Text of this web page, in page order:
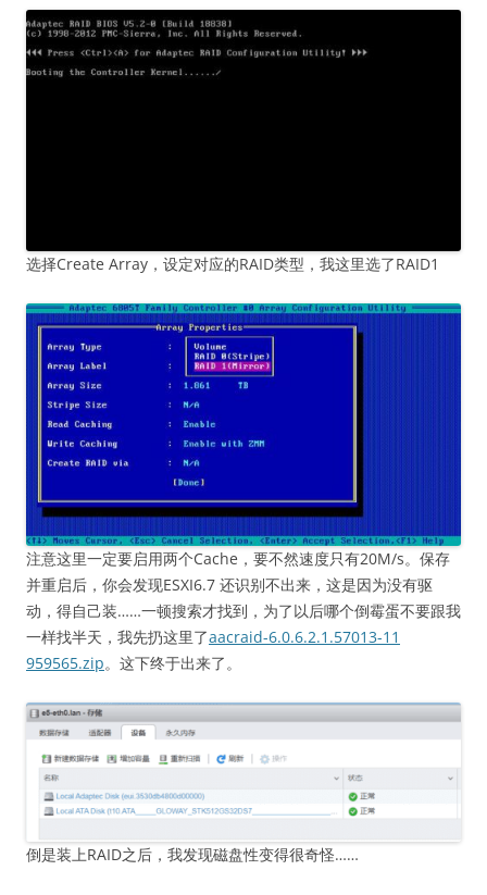
选择Create Array，设定对应的RAID类型，我这里选了RAID1
注意这里一定要启用两个Cache，要不然速度只有20M/s。保存
并重启后，你会发现ESXI6.7 还识别不出来，这是因为没有驱
动，得自己装……一顿搜索才找到，为了以后哪个倒霉蛋不要跟我
一样找半天，我先扔这里了aacraid-6.0.6.2.1.57013-11
959565.zip。这下终于出来了。
倒是装上RAID之后，我发现磁盘性变得很奇怪……